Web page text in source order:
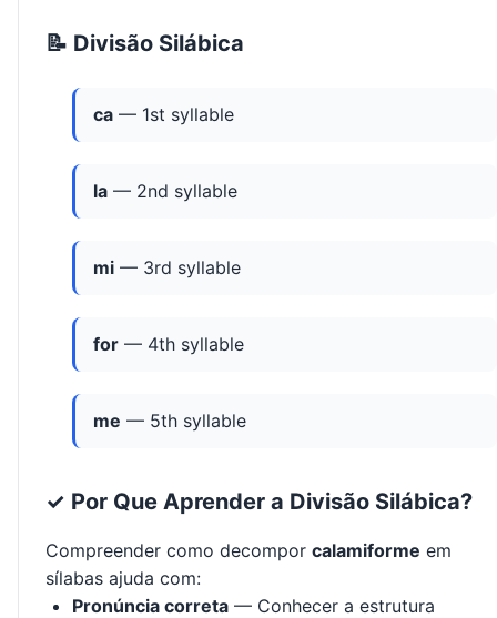
📝 Divisão Silábica
ca — 1st syllable
la — 2nd syllable
mi — 3rd syllable
for — 4th syllable
me — 5th syllable
✓ Por Que Aprender a Divisão Silábica?
Compreender como decompor calamiforme em
sílabas ajuda com:
Pronúncia correta — Conhecer a estrutura